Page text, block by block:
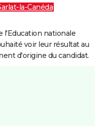
la-Canéda
l'Education nationale
voir leur résultat au
d'origine du candidat.